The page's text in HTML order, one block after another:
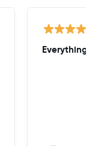
Everything